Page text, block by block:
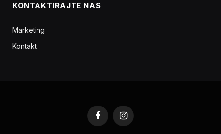
KONTAKTIRAJTE NAS
Marketing
Kontakt
FacebookInstagram